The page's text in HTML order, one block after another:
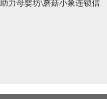
力母婴坊\蘑菇小象连锁信